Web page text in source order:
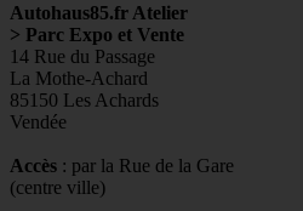
Autohaus85.fr Atelier
> Parc Expo et Vente
14 Rue du Passage
La Mothe-Achard
85150 Les Achards
Vendée
Accès : par la Rue de la Gare
(centre ville)